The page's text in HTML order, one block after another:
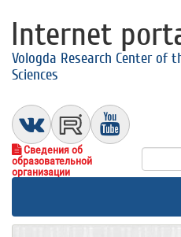
Internet
Vologda Research Center of
Sciences
Сведения об
образовательной
организации